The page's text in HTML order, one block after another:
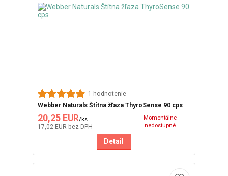
1 hodnotenie
Webber Naturals Štítna žľaza ThyroSense 90 cps
20,25 EUR/ks
17,02 EUR bez DPH
Momentálne
nedostupné
Detail